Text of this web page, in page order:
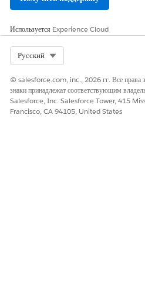
Используется Experience Cloud
Русский
© salesforce.com, inc., 2026 гг. Все права
знаки принадлежат соответствующим
Salesforce, Inc. Salesforce Tower, 415
Francisco, CA 94105, United States